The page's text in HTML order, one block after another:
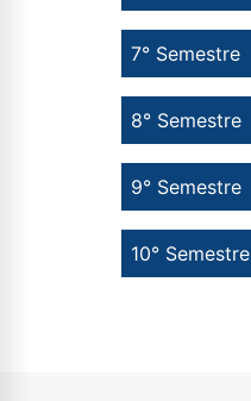
10° Semestre
9° Semestre
8° Semestre
7° Semestre